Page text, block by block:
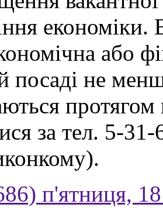
економіки.
або
посаді не
протягом
за тел. 5-
п'ятниця,